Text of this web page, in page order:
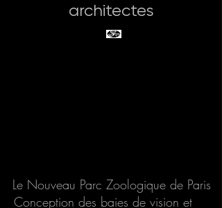
architectes
Conception des baies de vision et
Le Nouveau Parc Zoologique de Paris